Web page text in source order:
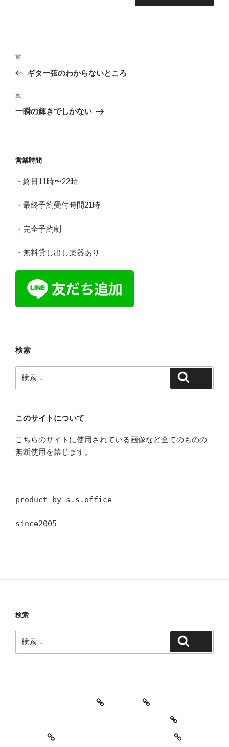
投
ビ
ゲ
ン
前
の
稿
前
ギター弦のわからないところ
次
次
一瞬の輝きでしかない
営業時間
・終日11時〜22時
・最終予約受付時間21時
・完全予約制
・無料貸し出し楽器あり
検索
索:
このサイトについて
こちらのサイトに使用されている画像など全てのものの
無断使用を禁じます。
product by s.s.office
since2005
検索
索:
教室・レッスンの特徴
Works
レッスン料金とご予約キャンセルについて
お知らせ
セッションイベントのご案内